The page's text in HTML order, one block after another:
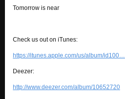
Tomorrow is near
Check us out on iTunes:
https://itunes.apple.com/us/album/id100…
Deezer:
http://www.deezer.com/album/10652720